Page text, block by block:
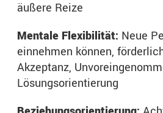
äußere Reize
Mentale Flexibilität: Neue
einnehmen können,
Akzeptanz,
Lösungsorientierung